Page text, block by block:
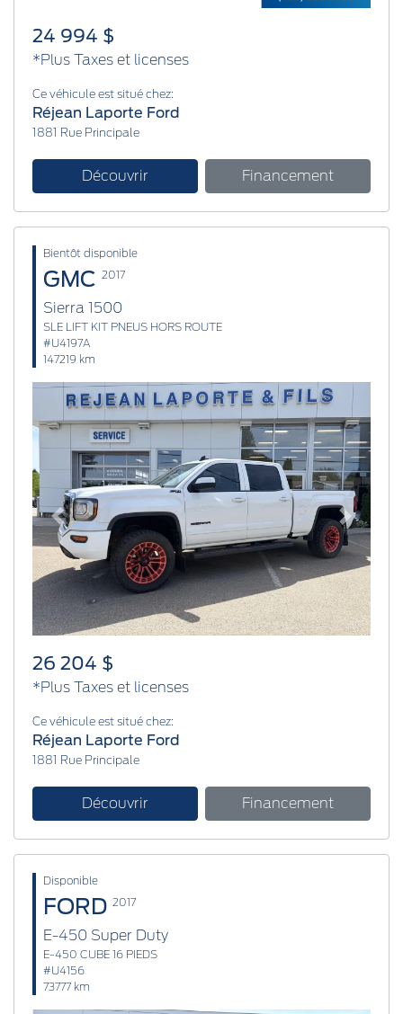
24 994 $
*Plus Taxes et licenses
Ce véhicule est situé chez:
Réjean Laporte Ford
1881 Rue Principale
Découvrir Financement
Bientôt disponible
GMC 2017
Sierra 1500
SLE LIFT KIT PNEUS HORS ROUTE
#U4197A
147219 km
Previous Next
26 204 $
*Plus Taxes et licenses
Ce véhicule est situé chez:
Réjean Laporte Ford
1881 Rue Principale
Découvrir Financement
Disponible
FORD 2017
E-450 Super Duty
E-450 CUBE 16 PIEDS
#U4156
73777 km